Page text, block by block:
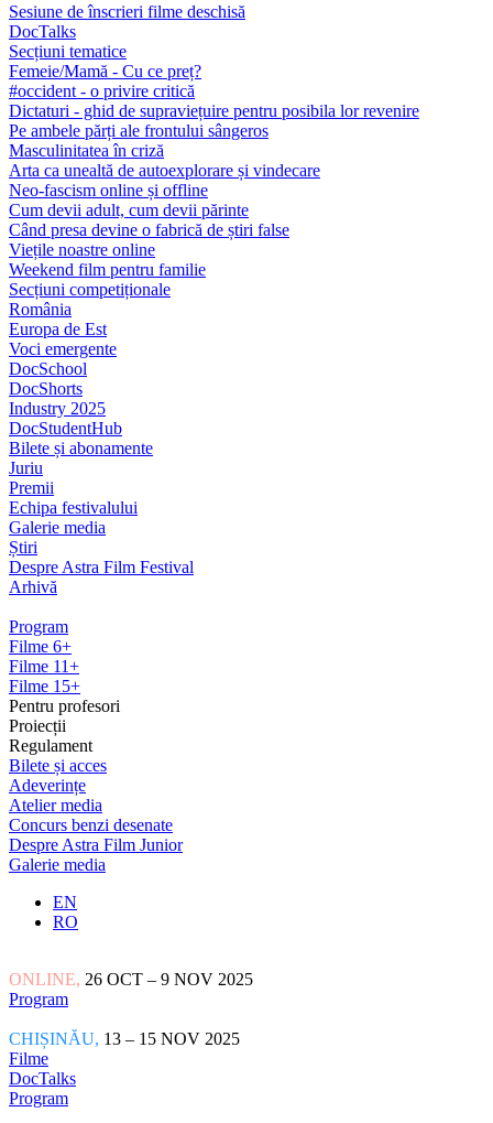
Sesiune de înscrieri filme deschisă
DocTalks
Secțiuni tematice
Femeie/Mamă - Cu ce preț?
#occident - o privire critică
Dictaturi - ghid de supraviețuire pentru posibila lor revenire
Pe ambele părți ale frontului sângeros
Masculinitatea în criză
Arta ca unealtă de autoexplorare și vindecare
Neo-fascism online și offline
Cum devii adult, cum devii părinte
Când presa devine o fabrică de știri false
Viețile noastre online
Weekend film pentru familie
Secțiuni competiționale
România
Europa de Est
Voci emergente
DocSchool
DocShorts
Industry 2025
DocStudentHub
Bilete și abonamente
Juriu
Premii
Echipa festivalului
Galerie media
Știri
Despre Astra Film Festival
Arhivă
Program
Filme 6+
Filme 11+
Filme 15+
Pentru profesori
Proiecții
Regulament
Bilete și acces
Adeverințe
Atelier media
Concurs benzi desenate
Despre Astra Film Junior
Galerie media
EN
RO
ONLINE, 26 OCT – 9 NOV 2025
Program
CHIȘINĂU, 13 – 15 NOV 2025
Filme
DocTalks
Program